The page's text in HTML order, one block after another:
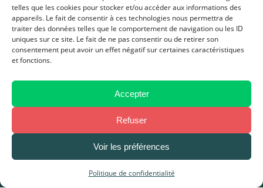
telles que les cookies pour stocker et/ou accéder aux informations des
appareils. Le fait de consentir à ces technologies nous permettra de
traiter des données telles que le comportement de navigation ou les ID
uniques sur ce site. Le fait de ne pas consentir ou de retirer son
consentement peut avoir un effet négatif sur certaines caractéristiques
et fonctions.
Accepter
Refuser
Voir les préférences
Politique de confidentialité
Webinars
Cas clients
Fiches pratiques
Livres blancs & Guides
Boîtes à outils
FAQ
Mentions légales–Politique de Confidentialité–